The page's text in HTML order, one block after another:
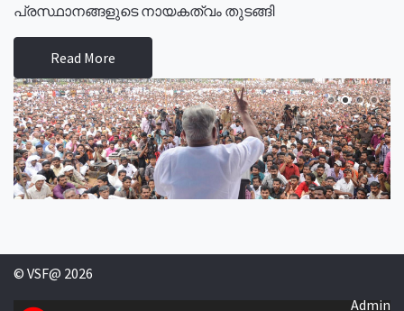
പ്രസ്ഥാനങ്ങളുടെ നായകത്വം തുടങ്ങി
Read More
© VSF@ 2026
Admin